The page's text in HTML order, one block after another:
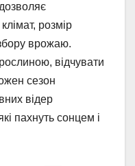
розмір
врожаю.
відчувати
сезон
відер
пахнуть сонцем і